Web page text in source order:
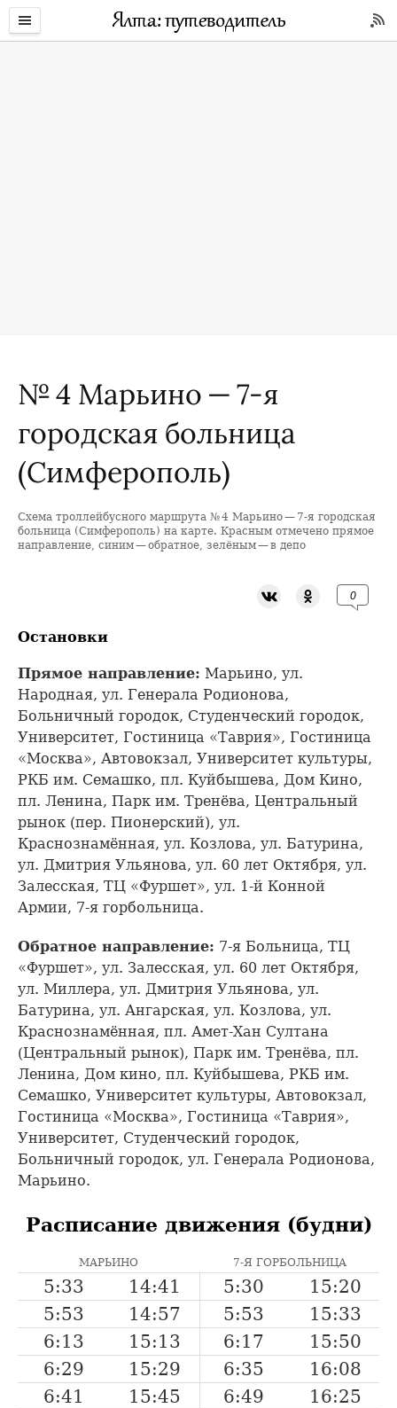
№ 4 Марьино — 7-я
городская больница
(Симферополь)
+
Схема троллейбусного маршрута № 4 Марьино — 7-я городская
больница (Симферополь) на карте. Красным отмечено прямое
направление, синим — обратное, зелёным — в депо
0
Остановки
Прямое направление: Марьино, ул.
Народная, ул. Генерала Родионова,
Больничный городок, Студенческий городок,
Университет, Гостиница «Таврия», Гостиница
«Москва», Автовокзал, Университет культуры,
РКБ им. Семашко, пл. Куйбышева, Дом Кино,
пл. Ленина, Парк им. Тренёва, Центральный
рынок (пер. Пионерский), ул.
Краснознамённая, ул. Козлова, ул. Батурина,
ул. Дмитрия Ульянова, ул. 60 лет Октября, ул.
Залесская, ТЦ «Фуршет», ул. 1-й Конной
Армии, 7-я горбольница.
Обратное направление: 7-я Больница, ТЦ
«Фуршет», ул. Залесская, ул. 60 лет Октября,
ул. Миллера, ул. Дмитрия Ульянова, ул.
Батурина, ул. Ангарская, ул. Козлова, ул.
Краснознамённая, пл. Амет-Хан Султана
(Центральный рынок), Парк им. Тренёва, пл.
Ленина, Дом кино, пл. Куйбышева, РКБ им.
Семашко, Университет культуры, Автовокзал,
Гостиница «Москва», Гостиница «Таврия»,
Университет, Студенческий городок,
Больничный городок, ул. Генерала Родионова,
Марьино.
Расписание движения (будни)
МАРЬИНО 7-Я ГОРБОЛЬНИЦА
5:33 14:41 5:30
15:20
5:53
14:57 5:53
15:33
6:13
15:13 6:17
15:50
6:29
15:29 6:35
16:08
6:41
15:45 6:49
16:25